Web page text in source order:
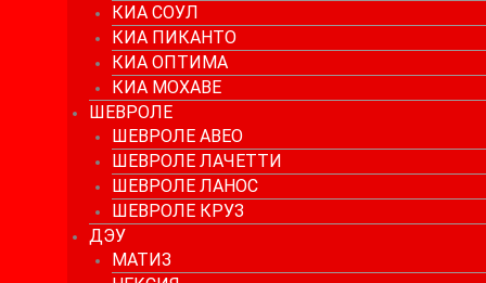
КИА СОУЛ
КИА ПИКАНТО
КИА ОПТИМА
КИА МОХАВЕ
ШЕВРОЛЕ
ШЕВРОЛЕ АВЕО
ШЕВРОЛЕ ЛАЧЕТТИ
ШЕВРОЛЕ ЛАНОС
ШЕВРОЛЕ КРУЗ
ДЭУ
МАТИЗ